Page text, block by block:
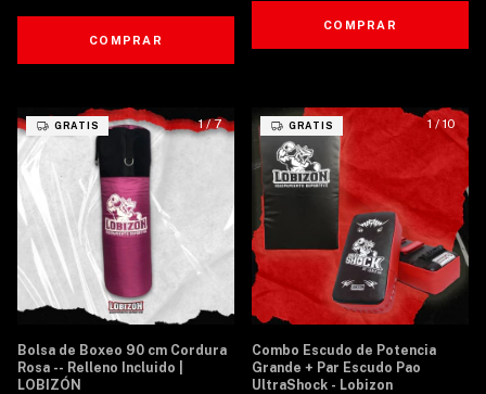
COMPRAR
COMPRAR
1/7
GRATIS
Bolsa de Boxeo 90 cm Cordura
Rosa -- Relleno Incluido |
LOBIZÓN
1/10
GRATIS
Combo Escudo de Potencia
Grande + Par Escudo Pao
UltraShock - Lobizon